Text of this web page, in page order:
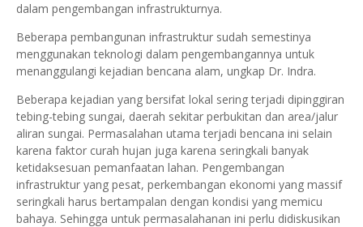
dalam pengembangan infrastrukturnya.
Beberapa pembangunan infrastruktur sudah semestinya
menggunakan teknologi dalam pengembangannya untuk
menanggulangi kejadian bencana alam, ungkap Dr. Indra.
Beberapa kejadian yang bersifat lokal sering terjadi dipinggiran
tebing-tebing sungai, daerah sekitar perbukitan dan area/jalur
aliran sungai. Permasalahan utama terjadi bencana ini selain
karena faktor curah hujan juga karena seringkali banyak
ketidaksesuan pemanfaatan lahan. Pengembangan
infrastruktur yang pesat, perkembangan ekonomi yang massif
seringkali harus bertampalan dengan kondisi yang memicu
bahaya. Sehingga untuk permasalahanan ini perlu didiskusikan